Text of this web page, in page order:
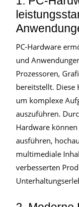
PC-Hardware
und
Prozessoren,
bereitstellt. Diese
um komplexe
auszuführen.
Hardware
ausführen,
multimediale
verbesserten